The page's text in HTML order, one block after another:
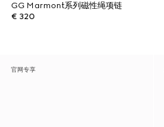
GG Marmont系列磁性绳项链
€ 320
官网专享